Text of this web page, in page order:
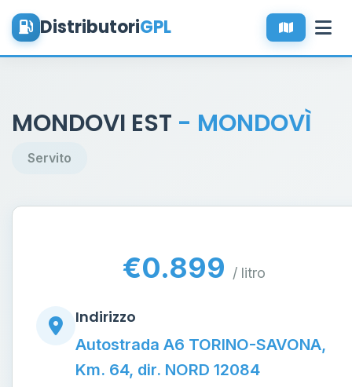
DistributoriGPL
MONDOVI EST - MONDOVÌ
Servito
€0.899 / litro
Indirizzo
Autostrada A6 TORINO-SAVONA,
Km. 64, dir. NORD 12084